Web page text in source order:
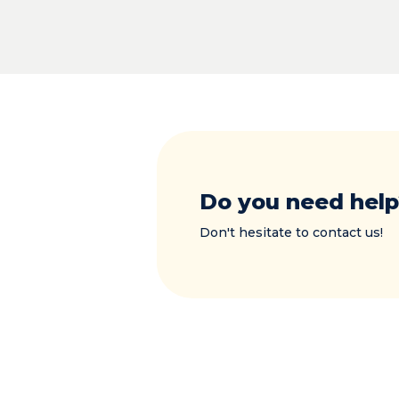
Do you need
Don't hesitate to contact us!